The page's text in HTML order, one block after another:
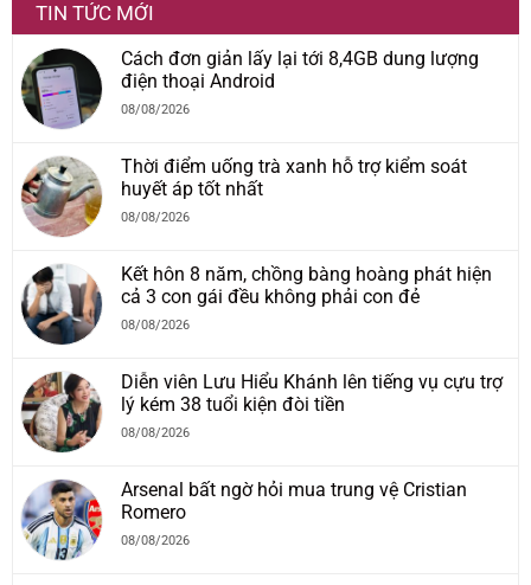
TIN TỨC MỚI
Cách đơn giản lấy lại tới 8,4GB dung lượng
điện thoại Android
08/08/2026
Thời điểm uống trà xanh hỗ trợ kiểm soát
huyết áp tốt nhất
08/08/2026
Kết hôn 8 năm, chồng bàng hoàng phát hiện
cả 3 con gái đều không phải con đẻ
08/08/2026
Diễn viên Lưu Hiểu Khánh lên tiếng vụ cựu trợ
lý kém 38 tuổi kiện đòi tiền
08/08/2026
Arsenal bất ngờ hỏi mua trung vệ Cristian
Romero
08/08/2026